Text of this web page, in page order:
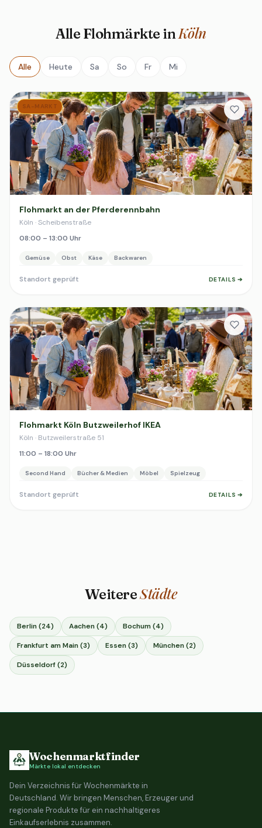
Alle Flohmärkte inKöln
Alle Heute Sa So Fr Mi
SA-MARKT
Flohmarkt an der Pferderennbahn
Köln · Scheibenstraße
08:00 – 13:00 Uhr
Gemüse Obst Käse Backwaren
Standort geprüft DETAILS ➔
Flohmarkt Köln Butzweilerhof IKEA
Köln · Butzweilerstraße 51
11:00 – 18:00 Uhr
Second Hand Bücher & Medien Möbel Spielzeug
Standort geprüft DETAILS ➔
WeitereStädte
Berlin (24) Aachen (4) Bochum (4)
Frankfurt am Main (3) Essen (3) München (2)
Düsseldorf (2)
Wochenmarktfinder
Märkte lokal entdecken
Dein Verzeichnis für Wochenmärkte in
Deutschland. Wir bringen Menschen, Erzeuger und
regionale Produkte für ein nachhaltigeres
Einkaufserlebnis zusammen.